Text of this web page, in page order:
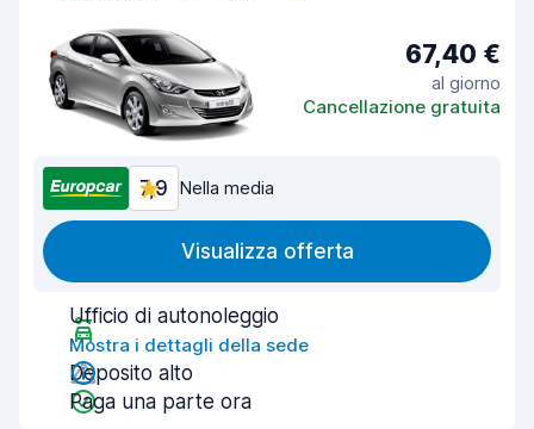
67,40 €
al giorno
Cancellazione gratuita
7,9 Nella media
Visualizza offerta
Ufficio di autonoleggio
Mostra i dettagli della sede
Deposito alto
Paga una parte ora